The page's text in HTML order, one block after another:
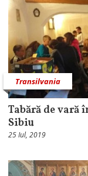
Transilvania
Tabără de vară
Sibiu
25 Iul, 2019